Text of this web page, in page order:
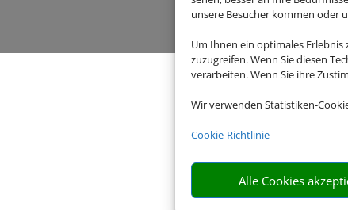
unsere Besucher kommen oder
Um Ihnen ein optimales
zuzugreifen. Wenn Sie diesen
verarbeiten. Wenn Sie ihre
Wir verwenden Statistiken-
Cookie-Richtlinie
Alle Cookies